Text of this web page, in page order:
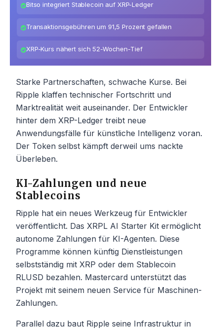
Bitso integriert Stablecoin auf XRP-Ledger
Transaktionsgebühren um 91,5 Prozent gefallen
XRP-Kurs nähert sich 52-Wochen-Tief
Starke Partnerschaften, schwache Kurse. Bei
Ripple klaffen technischer Fortschritt und
Marktrealität weit auseinander. Der Entwickler
hinter dem XRP-Ledger treibt neue
Anwendungsfälle für künstliche Intelligenz voran.
Der Token selbst kämpft derweil ums nackte
Überleben.
KI-Zahlungen und neue
Stablecoins
Ripple hat ein neues Werkzeug für Entwickler
veröffentlicht. Das XRPL AI Starter Kit ermöglicht
autonome Zahlungen für KI-Agenten. Diese
Programme können künftig Dienstleistungen
selbstständig mit XRP oder dem Stablecoin
RLUSD bezahlen. Mastercard unterstützt das
Projekt mit seinem neuen Service für Maschinen-
Zahlungen.
Parallel dazu baut Ripple seine Infrastruktur in